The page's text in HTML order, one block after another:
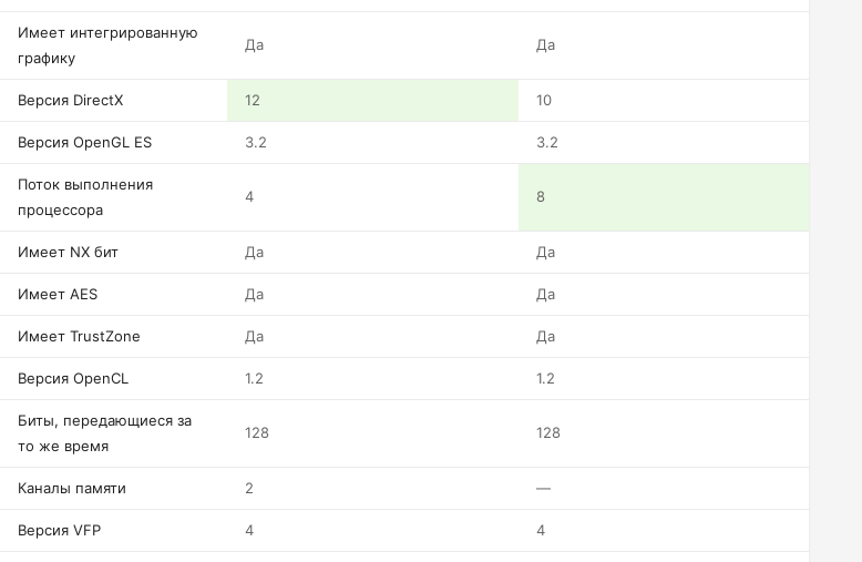
Имеет интегрированную
графику
Да Да
Версия DirectX 12 10
Версия OpenGL ES 3.2 3.2
Поток выполнения
процессора
4 8
Имеет NX бит Да Да
Имеет AES Да Да
Имеет TrustZone Да Да
Версия OpenCL 1.2 1.2
Биты, передающиеся за
то же время
128 128
Каналы памяти 2 —
Версия VFP 4 4